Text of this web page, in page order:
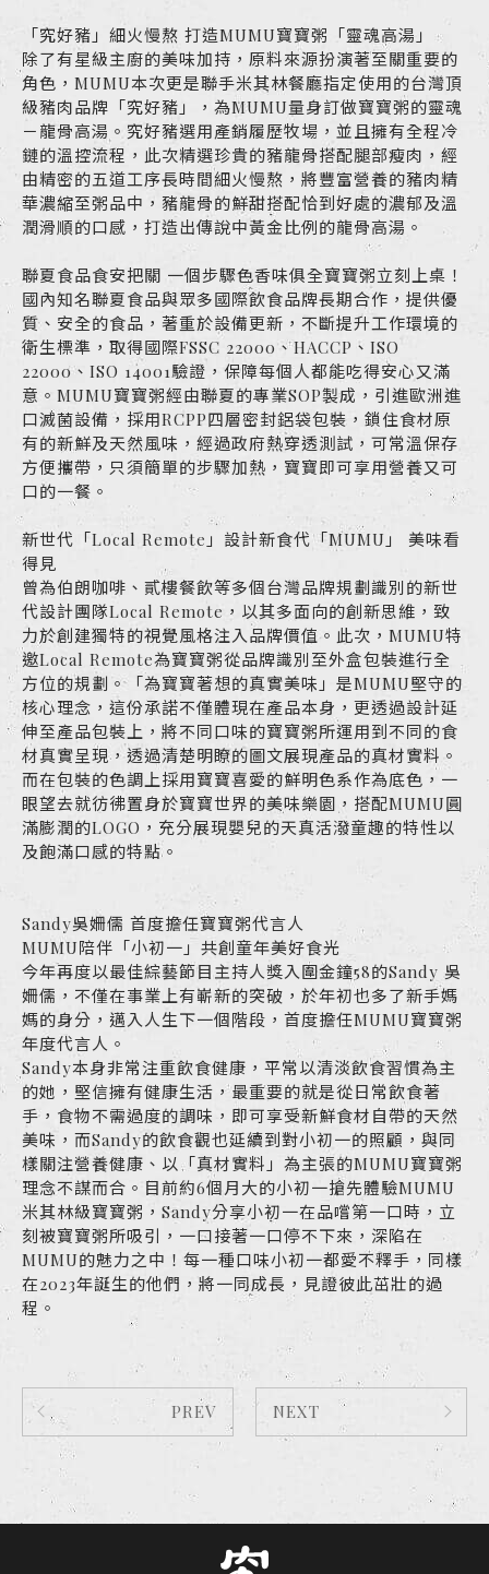
「究好豬」細火慢熬 打造MUMU寶寶粥「靈魂高湯」
除了有星級主廚的美味加持，原料來源扮演著至關重要的
角色，MUMU本次更是聯手米其林餐廳指定使用的台灣頂
級豬肉品牌「究好豬」，為MUMU量身訂做寶寶粥的靈魂
－龍骨高湯。究好豬選用產銷履歷牧場，並且擁有全程冷
鏈的溫控流程，此次精選珍貴的豬龍骨搭配腿部瘦肉，經
由精密的五道工序長時間細火慢熬，將豐富營養的豬肉精
華濃縮至粥品中，豬龍骨的鮮甜搭配恰到好處的濃郁及溫
潤滑順的口感，打造出傳說中黃金比例的龍骨高湯。
聯夏食品食安把關 一個步驟色香味俱全寶寶粥立刻上桌！
國內知名聯夏食品與眾多國際飲食品牌長期合作，提供優
質、安全的食品，著重於設備更新，不斷提升工作環境的
衛生標準，取得國際FSSC 22000、HACCP、ISO
22000、ISO 14001驗證，保障每個人都能吃得安心又滿
意。MUMU寶寶粥經由聯夏的專業SOP製成，引進歐洲進
口滅菌設備，採用RCPP四層密封鋁袋包裝，鎖住食材原
有的新鮮及天然風味，經過政府熱穿透測試，可常溫保存
方便攜帶，只須簡單的步驟加熱，寶寶即可享用營養又可
口的一餐。
新世代「Local Remote」設計新食代「MUMU」 美味看
得見
曾為伯朗咖啡、貳樓餐飲等多個台灣品牌規劃識別的新世
代設計團隊Local Remote，以其多面向的創新思維，致
力於創建獨特的視覺風格注入品牌價值。此次，MUMU特
邀Local Remote為寶寶粥從品牌識別至外盒包裝進行全
方位的規劃。「為寶寶著想的真實美味」是MUMU堅守的
核心理念，這份承諾不僅體現在產品本身，更透過設計延
伸至產品包裝上，將不同口味的寶寶粥所運用到不同的食
材真實呈現，透過清楚明瞭的圖文展現產品的真材實料。
而在包裝的色調上採用寶寶喜愛的鮮明色系作為底色，一
眼望去就彷彿置身於寶寶世界的美味樂園，搭配MUMU圓
滿膨潤的LOGO，充分展現嬰兒的天真活潑童趣的特性以
及飽滿口感的特點。
Sandy吳姍儒 首度擔任寶寶粥代言人
MUMU陪伴「小初一」共創童年美好食光
今年再度以最佳綜藝節目主持人獎入圍金鐘58的Sandy 吳
姍儒，不僅在事業上有嶄新的突破，於年初也多了新手媽
媽的身分，邁入人生下一個階段，首度擔任MUMU寶寶粥
年度代言人。
Sandy本身非常注重飲食健康，平常以清淡飲食習慣為主
的她，堅信擁有健康生活，最重要的就是從日常飲食著
手，食物不需過度的調味，即可享受新鮮食材自帶的天然
美味，而Sandy的飲食觀也延續到對小初一的照顧，與同
樣關注營養健康、以「真材實料」為主張的MUMU寶寶粥
理念不謀而合。目前約6個月大的小初一搶先體驗MUMU
米其林級寶寶粥，Sandy分享小初一在品嚐第一口時，立
刻被寶寶粥所吸引，一口接著一口停不下來，深陷在
MUMU的魅力之中！每一種口味小初一都愛不釋手，同樣
在2023年誕生的他們，將一同成長，見證彼此茁壯的過
程。
PREV NEXT